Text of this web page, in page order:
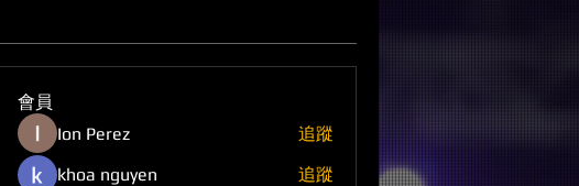
會員
Ion Perez
追蹤
khoa nguyen
追蹤